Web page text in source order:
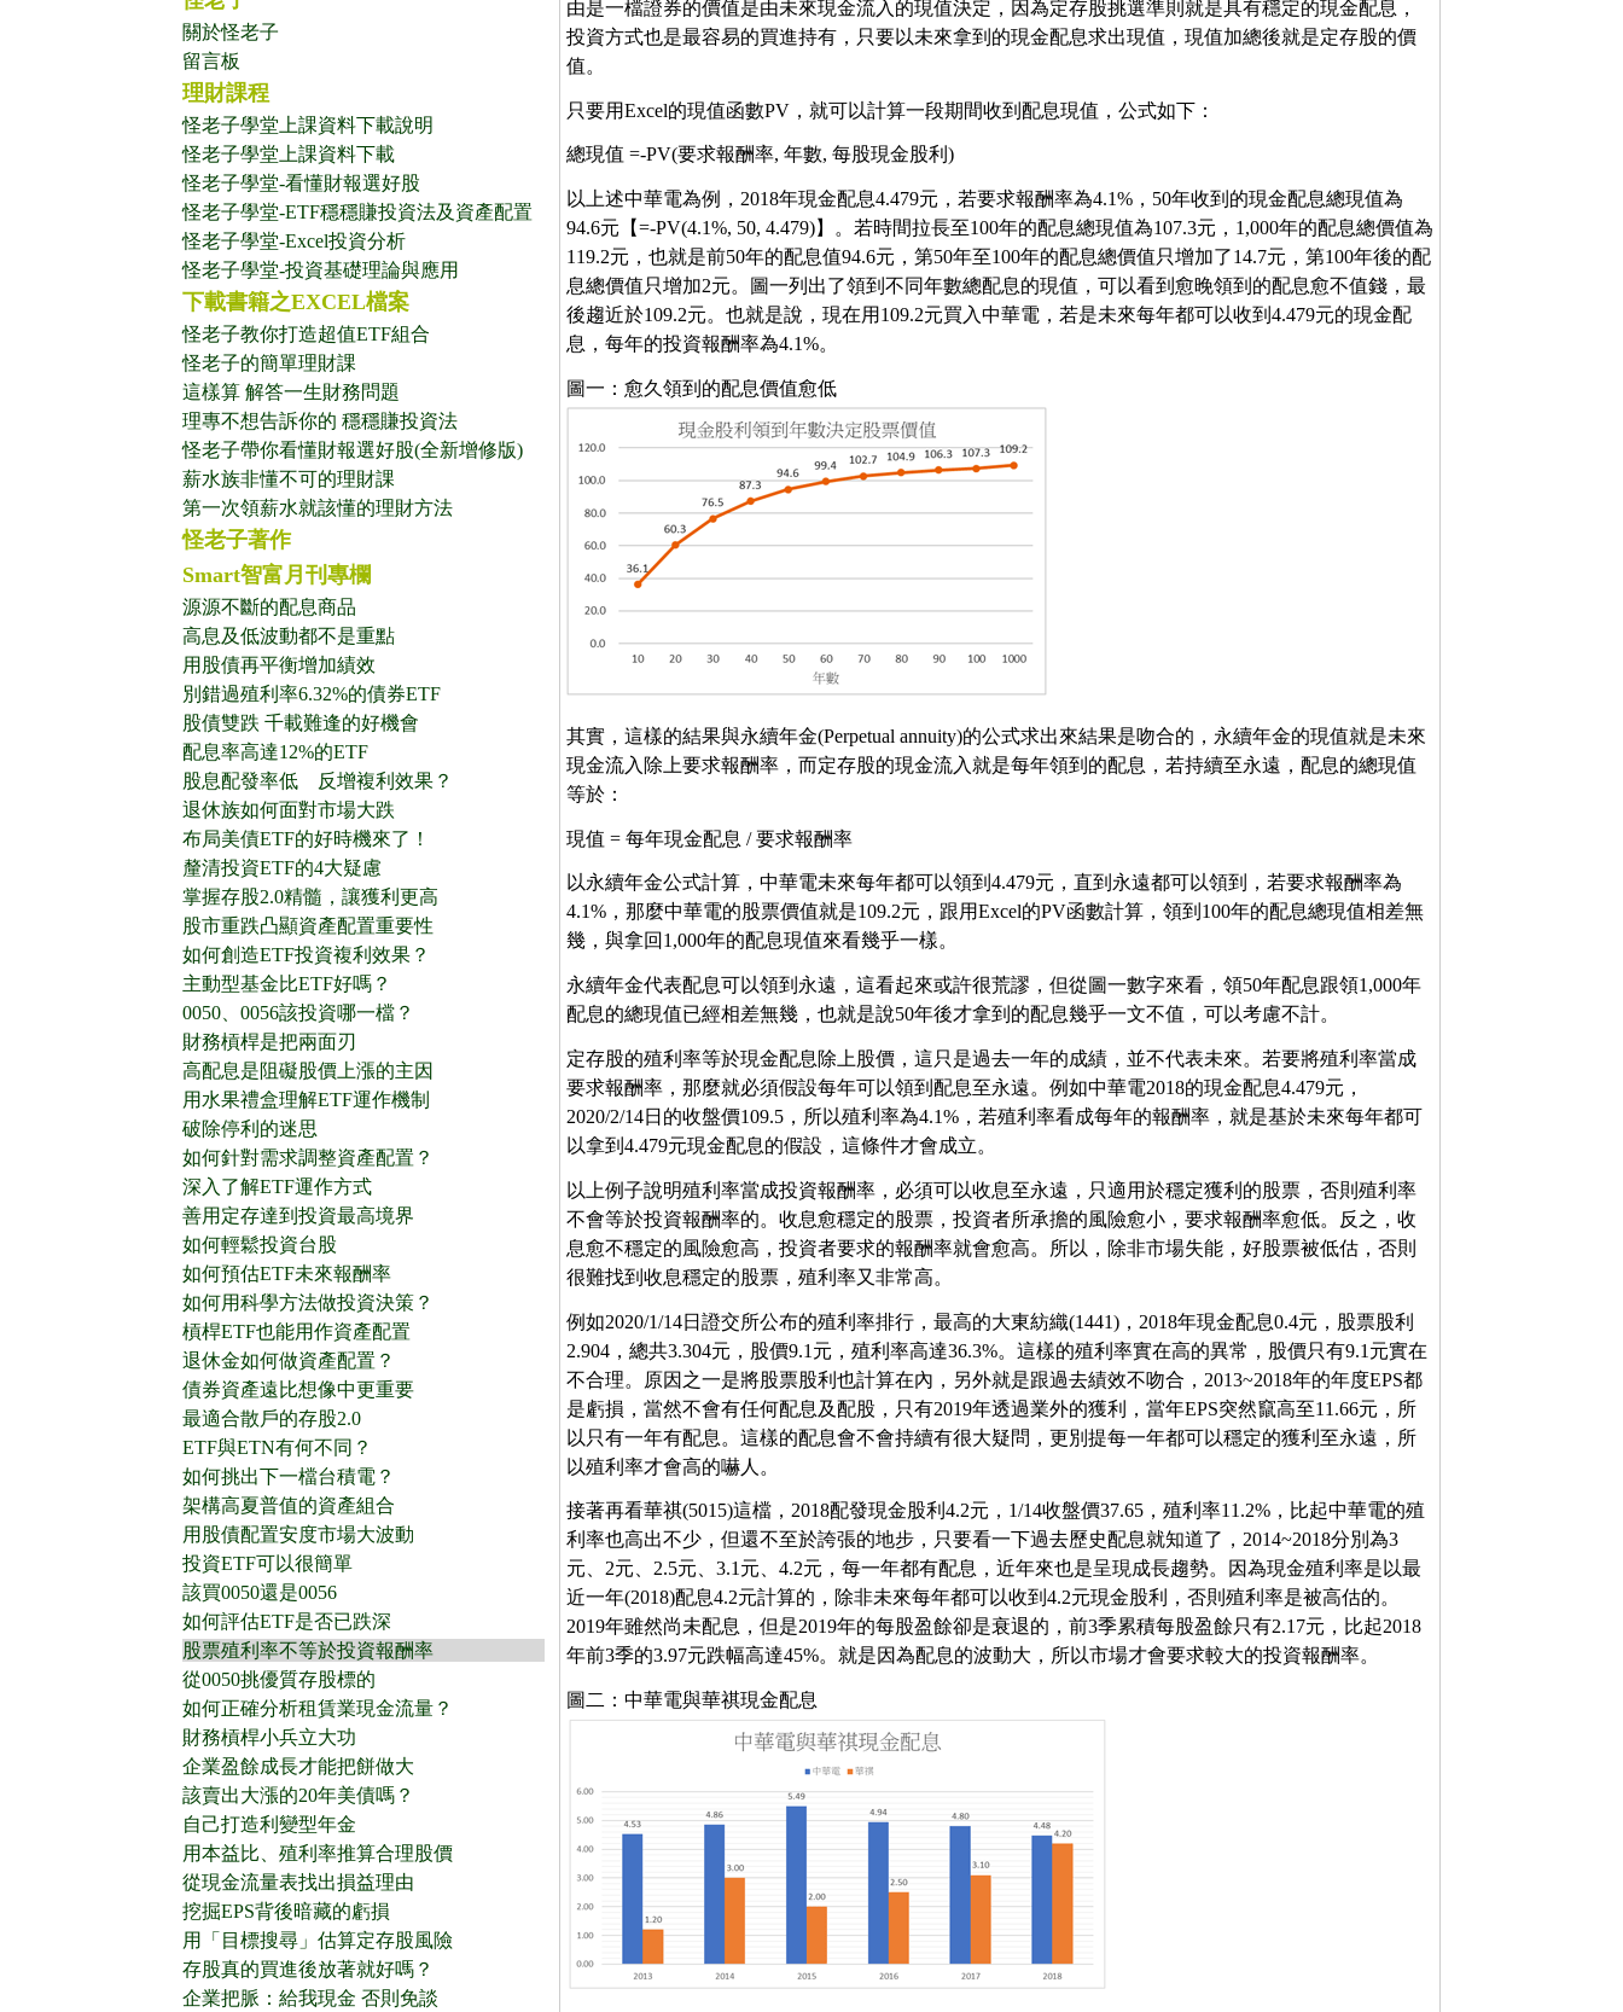
關於怪老子
留言板
理財課程
怪老子學堂上課資料下載說明
怪老子學堂上課資料下載
怪老子學堂-看懂財報選好股
怪老子學堂-ETF穩穩賺投資法及資產配置
怪老子學堂-Excel投資分析
怪老子學堂-投資基礎理論與應用
下載書籍之EXCEL檔案
怪老子教你打造超值ETF組合
怪老子的簡單理財課
這樣算 解答一生財務問題
理專不想告訴你的 穩穩賺投資法
怪老子帶你看懂財報選好股(全新增修版)
薪水族非懂不可的理財課
第一次領薪水就該懂的理財方法
怪老子著作
Smart智富月刊專欄
源源不斷的配息商品
高息及低波動都不是重點
用股債再平衡增加績效
別錯過殖利率6.32%的債券ETF
股債雙跌 千載難逢的好機會
配息率高達12%的ETF
股息配發率低 反增複利效果？
退休族如何面對市場大跌
布局美債ETF的好時機來了！
釐清投資ETF的4大疑慮
掌握存股2.0精髓，讓獲利更高
股市重跌凸顯資產配置重要性
如何創造ETF投資複利效果？
主動型基金比ETF好嗎？
0050、0056該投資哪一檔？
財務槓桿是把兩面刃
高配息是阻礙股價上漲的主因
用水果禮盒理解ETF運作機制
破除停利的迷思
如何針對需求調整資產配置？
深入了解ETF運作方式
善用定存達到投資最高境界
如何輕鬆投資台股
如何預估ETF未來報酬率
如何用科學方法做投資決策？
槓桿ETF也能用作資產配置
退休金如何做資產配置？
債券資產遠比想像中更重要
最適合散戶的存股2.0
ETF與ETN有何不同？
如何挑出下一檔台積電？
架構高夏普值的資產組合
用股債配置安度市場大波動
投資ETF可以很簡單
該買0050還是0056
如何評估ETF是否已跌深
股票殖利率不等於投資報酬率
從0050挑優質存股標的
如何正確分析租賃業現金流量？
財務槓桿小兵立大功
企業盈餘成長才能把餅做大
該賣出大漲的20年美債嗎？
自己打造利變型年金
用本益比、殖利率推算合理股價
從現金流量表找出損益理由
挖掘EPS背後暗藏的虧損
用「目標搜尋」估算定存股風險
存股真的買進後放著就好嗎？
企業把脈：給我現金 否則免談
由是一檔證券的價值是由未來現金流入的現值決定，因為定存股挑選準則就是具有穩定的現金配息，
投資方式也是最容易的買進持有，只要以未來拿到的現金配息求出現值，現值加總後就是定存股的價
值。
只要用Excel的現值函數PV，就可以計算一段期間收到配息現值，公式如下：
總現值 =-PV(要求報酬率, 年數, 每股現金股利)
以上述中華電為例，2018年現金配息4.479元，若要求報酬率為4.1%，50年收到的現金配息總現值為
94.6元【=-PV(4.1%, 50, 4.479)】。若時間拉長至100年的配息總現值為107.3元，1,000年的配息總價值為
119.2元，也就是前50年的配息值94.6元，第50年至100年的配息總價值只增加了14.7元，第100年後的配
息總價值只增加2元。圖一列出了領到不同年數總配息的現值，可以看到愈晚領到的配息愈不值錢，最
後趨近於109.2元。也就是說，現在用109.2元買入中華電，若是未來每年都可以收到4.479元的現金配
息，每年的投資報酬率為4.1%。
圖一：愈久領到的配息價值愈低
其實，這樣的結果與永續年金(Perpetual annuity)的公式求出來結果是吻合的，永續年金的現值就是未來
現金流入除上要求報酬率，而定存股的現金流入就是每年領到的配息，若持續至永遠，配息的總現值
等於：
現值 = 每年現金配息 / 要求報酬率
以永續年金公式計算，中華電未來每年都可以領到4.479元，直到永遠都可以領到，若要求報酬率為
4.1%，那麼中華電的股票價值就是109.2元，跟用Excel的PV函數計算，領到100年的配息總現值相差無
幾，與拿回1,000年的配息現值來看幾乎一樣。
永續年金代表配息可以領到永遠，這看起來或許很荒謬，但從圖一數字來看，領50年配息跟領1,000年
配息的總現值已經相差無幾，也就是說50年後才拿到的配息幾乎一文不值，可以考慮不計。
定存股的殖利率等於現金配息除上股價，這只是過去一年的成績，並不代表未來。若要將殖利率當成
要求報酬率，那麼就必須假設每年可以領到配息至永遠。例如中華電2018的現金配息4.479元，
2020/2/14日的收盤價109.5，所以殖利率為4.1%，若殖利率看成每年的報酬率，就是基於未來每年都可
以拿到4.479元現金配息的假設，這條件才會成立。
以上例子說明殖利率當成投資報酬率，必須可以收息至永遠，只適用於穩定獲利的股票，否則殖利率
不會等於投資報酬率的。收息愈穩定的股票，投資者所承擔的風險愈小，要求報酬率愈低。反之，收
息愈不穩定的風險愈高，投資者要求的報酬率就會愈高。所以，除非市場失能，好股票被低估，否則
很難找到收息穩定的股票，殖利率又非常高。
例如2020/1/14日證交所公布的殖利率排行，最高的大東紡織(1441)，2018年現金配息0.4元，股票股利
2.904，總共3.304元，股價9.1元，殖利率高達36.3%。這樣的殖利率實在高的異常，股價只有9.1元實在
不合理。原因之一是將股票股利也計算在內，另外就是跟過去績效不吻合，2013~2018年的年度EPS都
是虧損，當然不會有任何配息及配股，只有2019年透過業外的獲利，當年EPS突然竄高至11.66元，所
以只有一年有配息。這樣的配息會不會持續有很大疑問，更別提每一年都可以穩定的獲利至永遠，所
以殖利率才會高的嚇人。
接著再看華祺(5015)這檔，2018配發現金股利4.2元，1/14收盤價37.65，殖利率11.2%，比起中華電的殖
利率也高出不少，但還不至於誇張的地步，只要看一下過去歷史配息就知道了，2014~2018分別為3
元、2元、2.5元、3.1元、4.2元，每一年都有配息，近年來也是呈現成長趨勢。因為現金殖利率是以最
近一年(2018)配息4.2元計算的，除非未來每年都可以收到4.2元現金股利，否則殖利率是被高估的。
2019年雖然尚未配息，但是2019年的每股盈餘卻是衰退的，前3季累積每股盈餘只有2.17元，比起2018
年前3季的3.97元跌幅高達45%。就是因為配息的波動大，所以市場才會要求較大的投資報酬率。
圖二：中華電與華祺現金配息